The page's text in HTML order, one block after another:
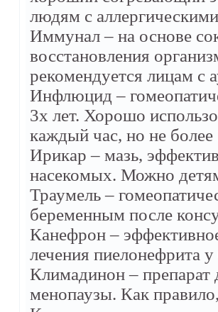
людям с
Иммунал – на основе
восстановления
рекомендуется лицам с
Инфлюцид –
3х лет. Хорошо
каждый час, но не более
Ирикар – мазь,
насекомых. Можно
Траумель –
беременным после
Канефрон –
лечения пиелонефрита
Климадинон – препарат
менопаузы. Как